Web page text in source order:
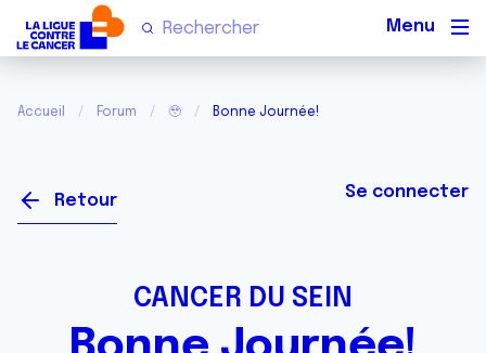
Accueil Forum 🥹 Bonne Journée!
Retour Se connecter
CANCER DU SEIN